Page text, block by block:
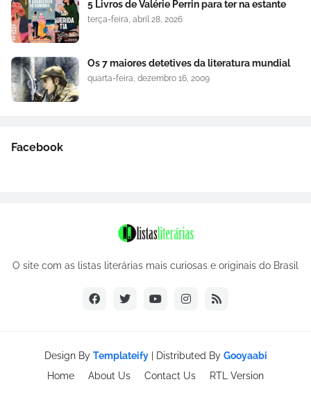
5 Livros de Valérie Perrin para ter na estante
terça-feira, abril 28, 2026
Os 7 maiores detetives da literatura mundial
quarta-feira, dezembro 16, 2009
Facebook
O site com as listas literárias mais curiosas e originais do Brasil
Design By Templateify| Distributed By Gooyaabi
Home
About Us Contact Us RTL Version